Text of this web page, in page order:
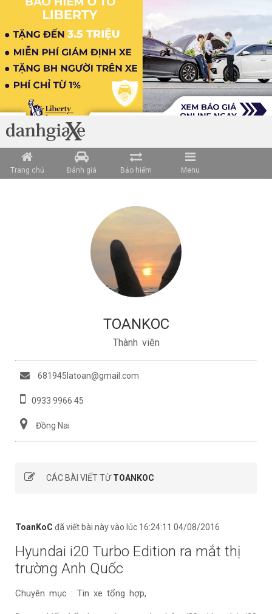
Trang chủ Đánh giá Bảo hiểm Menu
TOANKOC
Thành viên
681945latoan@gmail.com
0933 9966 45
Đồng Nai
CÁC BÀI VIẾT TỪTOANKOC
ToanKoC đã viết bài này vào lúc 16:24:11 04/08/2016
Hyundai i20 Turbo Edition ra mắt thị
trường Anh Quốc
Chuyên mục : Tin xe tổng hợp,